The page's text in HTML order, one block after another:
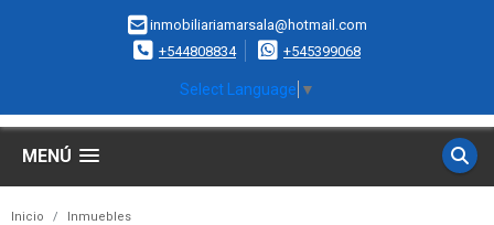
inmobiliariamarsala@hotmail.com
+544808834
+545399068
Select Language ▼
MENÚ
Inicio Inmuebles